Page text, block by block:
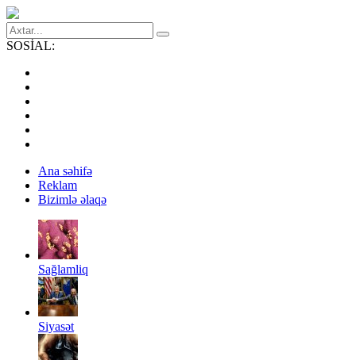
SOSİAL:
Ana səhifə
Reklam
Bizimlə əlaqə
Sağlamliq
Siyasət